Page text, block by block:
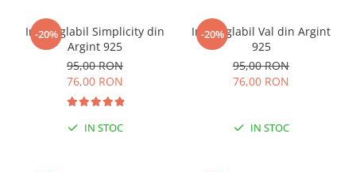
-20%
Inel reglabil Simplicity din
Argint 925
95,00 RON
76,00 RON
IN STOC
-20%
Inel reglabil Val din Argint
925
95,00 RON
76,00 RON
IN STOC